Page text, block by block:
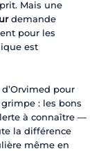
Mais une
demande
pour les
est
pour
: les bons
à connaître —
la différence
même en